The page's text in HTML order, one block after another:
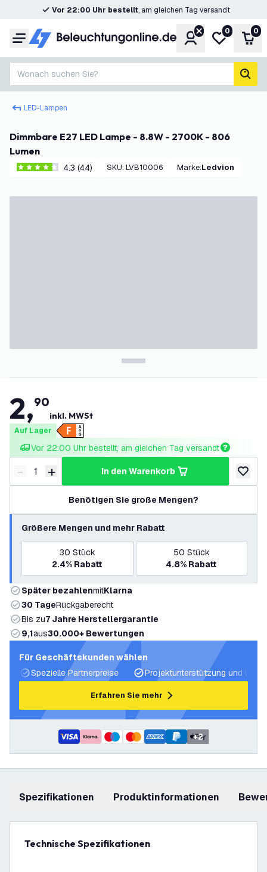
Vor 22:00 Uhr bestellt, am gleichen Tag versandt
Menü KontoMeine
0 0
Wonach suchen Sie?
LED-Lampen
Dimmbare E27 LED Lampe - 8.8W - 2700K - 806
Lumen
4.3 Bewertungssterne
4.3 (44) SKU: LVB10006 Marke: Ledvion
2,90
inkl. MWSt
Auf Lager
Vor 22:00 Uhr bestellt, am gleichen Tag versandt
Menge verringern
- Menge erhöhen
+ in den Warenkorb
zur
Benötigen Sie große Mengen?
Größere Mengen und mehr Rabatt
30 Stück
2.4% Rabatt
50 Stück
4.8% Rabatt
Später bezahlenmitKlarna
30 TageRückgaberecht
Bis zu7 Jahre Herstellergarantie
9,1aus30.000+ Bewertungen
Für Geschäftskunden wählen
Spezielle Partnerpreise
Projektunterstützung und
Erfahren Sie mehr
+2
Spezifikationen Produktinformationen
Technische Spezifikationen